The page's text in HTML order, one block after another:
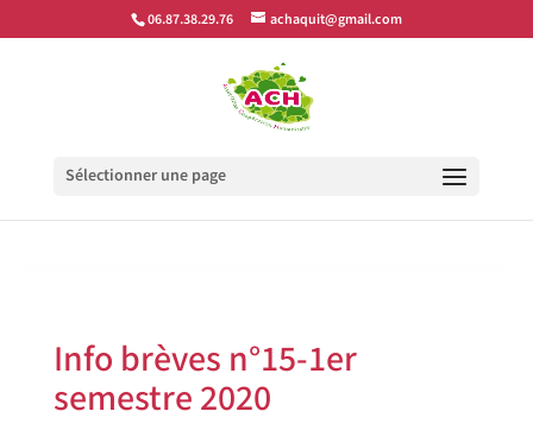
google-site-verification=ae3yPBL3uvyo3yWriiwQE8PpLvC-
XerG8AskqJAFRnk
06.87.38.29.76 achaquit@gmail.com
Sélectionner une page
Info brèves n°15-1er
semestre 2020